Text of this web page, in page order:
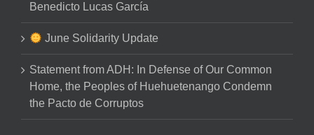
Benedicto Lucas García
June Solidarity Update
Statement from ADH: In Defense of Our Common
Home, the Peoples of Huehuetenango Condemn
the Pacto de Corruptos